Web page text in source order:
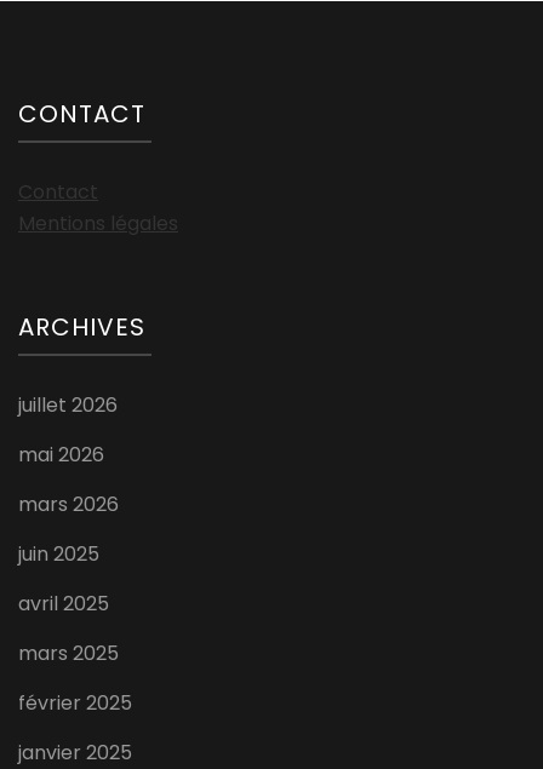
CONTACT
Contact
Mentions légales
ARCHIVES
juillet 2026
mai 2026
mars 2026
juin 2025
avril 2025
mars 2025
février 2025
janvier 2025